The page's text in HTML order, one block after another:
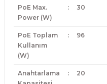
PoE Max.
Power (W)
: 30
PoE Toplam
Kullanım
(W)
: 96
Anahtarlama
: 20